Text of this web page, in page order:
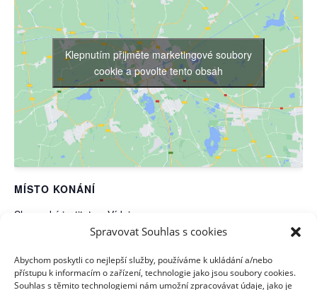
Spravovat Souhlas s cookies
Abychom poskytli co nejlepší služby, používáme k ukládání a/nebo
přístupu k informacím o zařízení, technologie jako jsou soubory cookies.
Souhlas s těmito technologiemi nám umožní zpracovávat údaje, jako je
MÍSTO KONÁNÍ
Slovenský institut ve Vídni
Wipplingerstraße 24-26
Zobrazit web (Místo konání)
Klepnutím přijměte marketingové soubory
cookie a povolte tento obsah